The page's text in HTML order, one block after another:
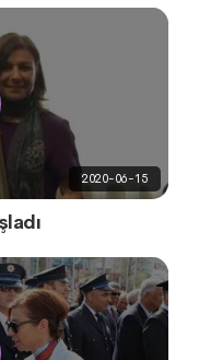
2020-06-15